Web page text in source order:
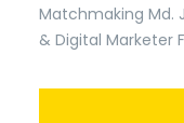
Matchmaking Md.
& Digital Marketer
is crucial for